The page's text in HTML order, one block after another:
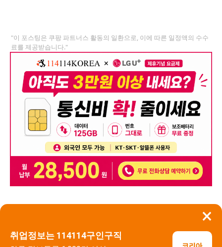
×
취업정보는 114114구인구직
"이 포스팅은 쿠팡 파트너스 활동의 일환으로, 이에 따른 일정액의 수수
료를 제공받습니다."